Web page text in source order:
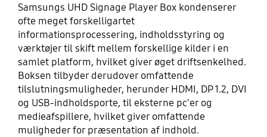
Samsungs UHD Signage Player Box kondenserer
ofte meget forskelligartet
informationsprocessering, indholdsstyring og
værktøjer til skift mellem forskellige kilder i en
samlet platform, hvilket giver øget driftsenkelhed.
Boksen tilbyder derudover omfattende
tilslutningsmuligheder, herunder HDMI, DP 1.2, DVI
og USB-indholdsporte, til eksterne pc'er og
medieafspillere, hvilket giver omfattende
muligheder for præsentation af indhold.